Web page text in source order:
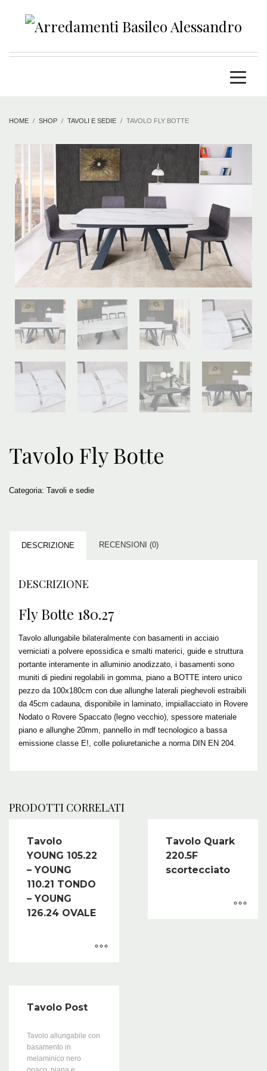
HOME SHOP TAVOLI E SEDIE TAVOLO FLY BOTTE
Tavolo Fly Botte
Categoria: Tavoli e sedie
DESCRIZIONE RECENSIONI (0)
DESCRIZIONE
Fly Botte 180.27
Tavolo allungabile bilateralmente con basamenti in acciaio
verniciati a polvere epossidica e smalti materici, guide e struttura
portante interamente in alluminio anodizzato, i basamenti sono
muniti di piedini regolabili in gomma, piano a BOTTE intero unico
pezzo da 100x180cm con due allunghe laterali pieghevoli estraibili
da 45cm cadauna, disponibile in laminato, impiallacciato in Rovere
Nodato o Rovere Spaccato (legno vecchio), spessore materiale
piano e allunghe 20mm, pannello in mdf tecnologico a bassa
emissione classe E!, colle poliuretaniche a norma DIN EN 204.
PRODOTTI CORRELATI
Tavolo
YOUNG 105.22
– YOUNG
110.21 TONDO
– YOUNG
126.24 OVALE
Tavolo Quark
220.5F
scortecciato
Tavolo Post
Tavolo allungabile con
basamento in
melaminico nero